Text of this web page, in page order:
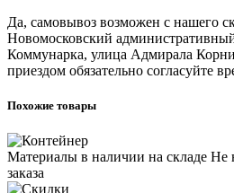
Да, самовывоз возможен с нашего
Новомосковский
Коммунарка, улица Адмирала
приездом обязательно согласуйте
Похожие товары
Материалы в наличии на складе Не
заказа